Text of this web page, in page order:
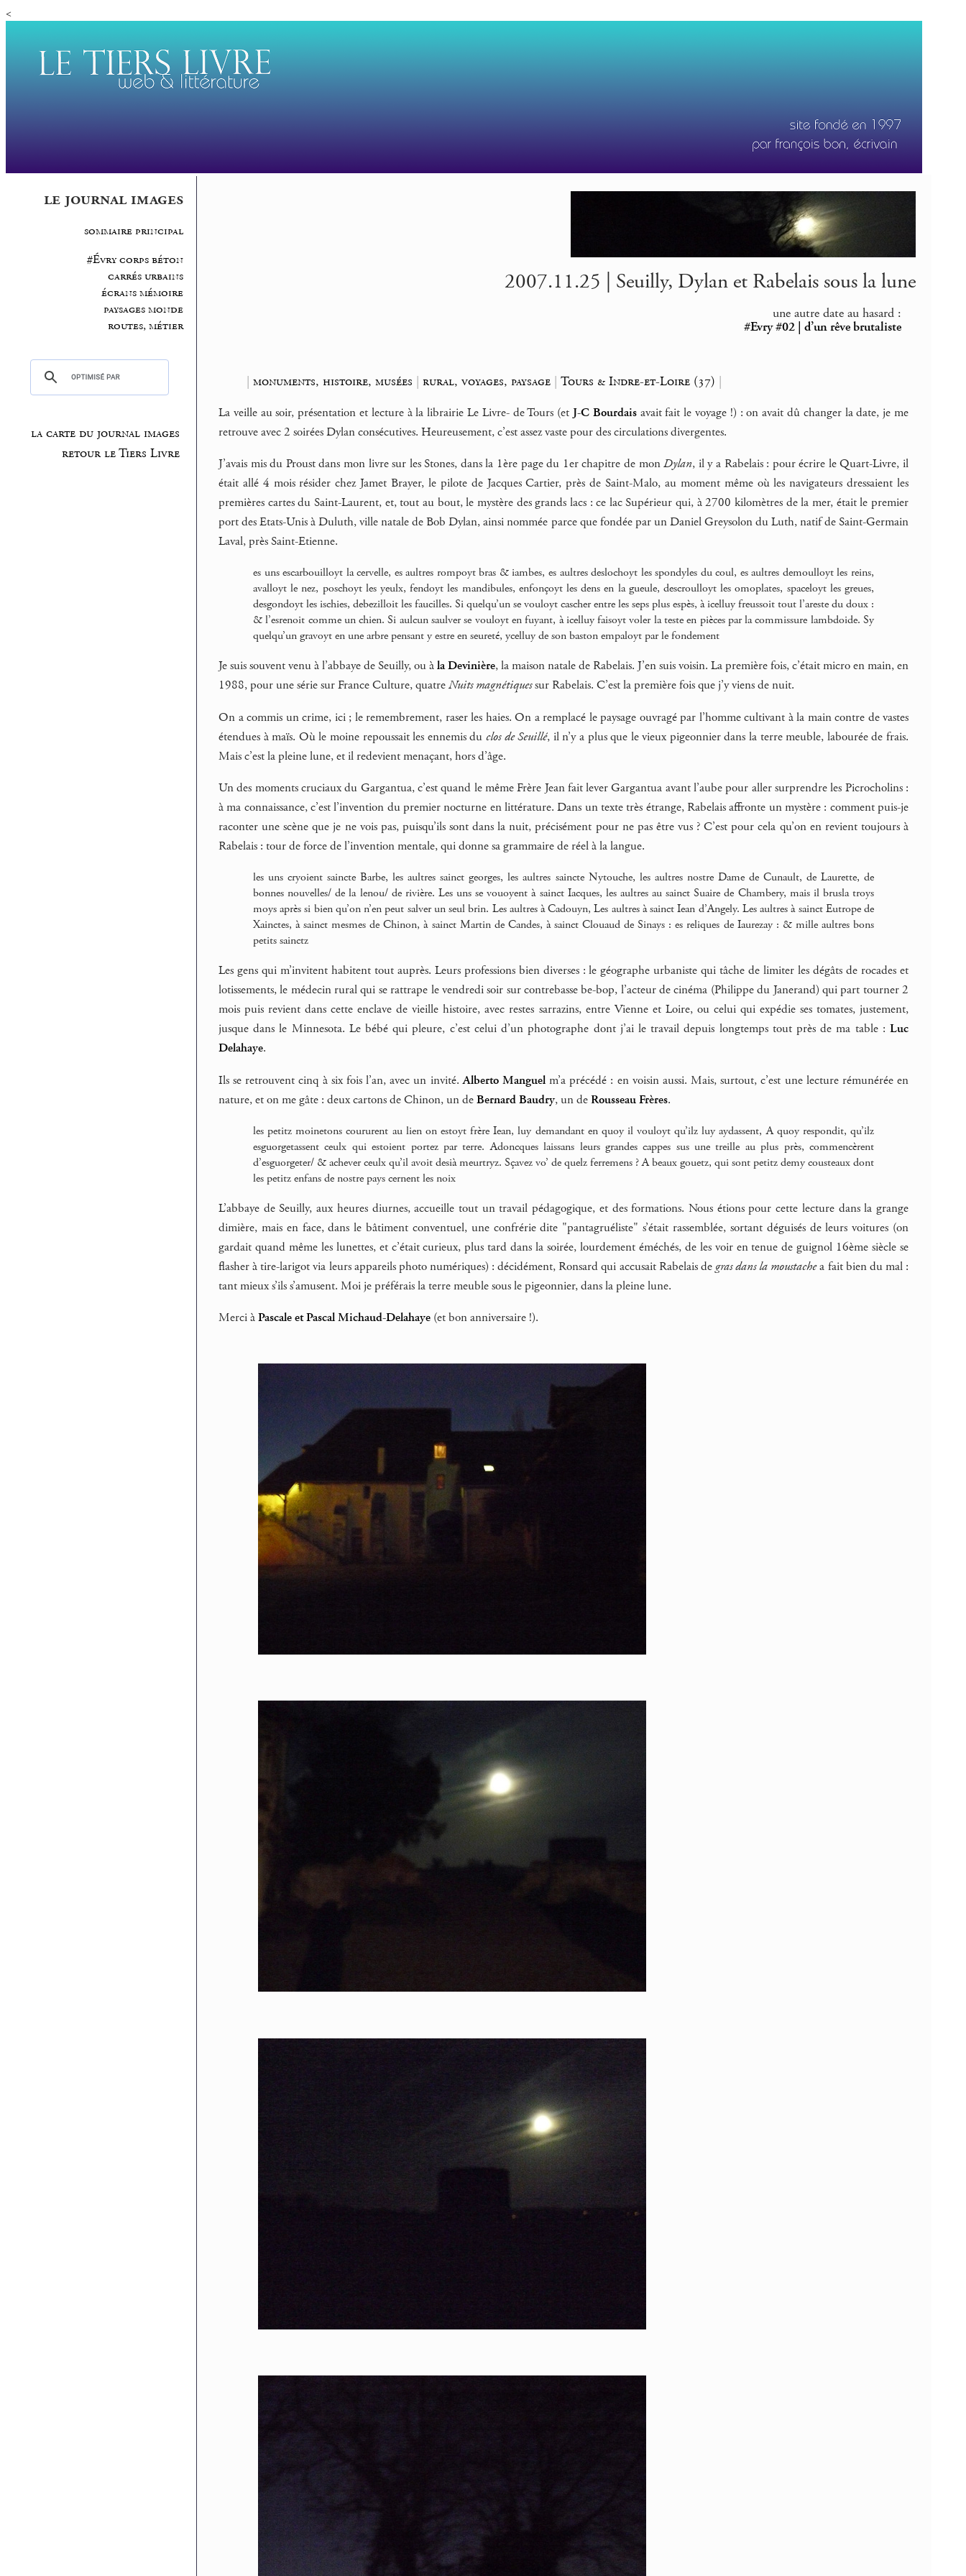
<
le journal images
sommaire principal
#Évry corps béton
carrés urbains
écrans mémoire
paysages monde
routes, métier
la carte du journal images
retour le Tiers Livre
2007.11.25 | Seuilly, Dylan et Rabelais sous la lune
une autre date au hasard :
#Evry #02 | d’un rêve brutaliste
|monuments, histoire, musées |rural, voyages, paysage |Tours & Indre-et-Loire (37) |
La veille au soir, présentation et lecture à la librairie Le Livre- de Tours (etJ-C Bourdaisavait fait le voyage !) : on avait dû changer la date, je me
retrouve avec 2 soirées Dylan consécutives. Heureusement, c’est assez vaste pour des circulations divergentes.
J’avais mis du Proust dans mon livre sur les Stones, dans la 1ère page du 1er chapitre de monDylan, il y a Rabelais : pour écrire le Quart-Livre, il
était allé 4 mois résider chez Jamet Brayer, le pilote de Jacques Cartier, près de Saint-Malo, au moment même où les navigateurs dressaient les
premières cartes du Saint-Laurent, et, tout au bout, le mystère des grands lacs : ce lac Supérieur qui, à 2700 kilomètres de la mer, était le premier
port des Etats-Unis à Duluth, ville natale de Bob Dylan, ainsi nommée parce que fondée par un Daniel Greysolon du Luth, natif de Saint-Germain
Laval, près Saint-Etienne.
es uns escarbouilloyt la cervelle, es aultres rompoyt bras & iambes, es aultres deslochoyt les spondyles du coul, es aultres demoulloyt les reins,
avalloyt le nez, poschoyt les yeulx, fendoyt les mandibules, enfonçoyt les dens en la gueule, descroulloyt les omoplates, spaceloyt les greues,
desgondoyt les ischies, debezilloit les faucilles. Si quelqu’un se vouloyt cascher entre les seps plus espès, à icelluy freussoit tout l’areste du doux :
& l’esrenoit comme un chien. Si aulcun saulver se vouloyt en fuyant, à icelluy faisoyt voler la teste en pièces par la commissure lambdoide. Sy
quelqu’un gravoyt en une arbre pensant y estre en seureté, ycelluy de son baston empaloyt par le fondement
Je suis souvent venu à l’abbaye de Seuilly, ou àla Devinière, la maison natale de Rabelais. J’en suis voisin. La première fois, c’était micro en main, en
1988, pour une série sur France Culture, quatreNuits magnétiquessur Rabelais. C’est la première fois que j’y viens de nuit.
On a commis un crime, ici ; le remembrement, raser les haies. On a remplacé le paysage ouvragé par l’homme cultivant à la main contre de vastes
étendues à maïs. Où le moine repoussait les ennemis du clos de Seuillé, il n’y a plus que le vieux pigeonnier dans la terre meuble, labourée de frais.
Mais c’est la pleine lune, et il redevient menaçant, hors d’âge.
Un des moments cruciaux du Gargantua, c’est quand le même Frère Jean fait lever Gargantua avant l’aube pour aller surprendre les Picrocholins :
à ma connaissance, c’est l’invention du premier nocturne en littérature. Dans un texte très étrange, Rabelais affronte un mystère : comment puis-je
raconter une scène que je ne vois pas, puisqu’ils sont dans la nuit, précisément pour ne pas être vus ? C’est pour cela qu’on en revient toujours à
Rabelais : tour de force de l’invention mentale, qui donne sa grammaire de réel à la langue.
les uns cryoient saincte Barbe, les aultres sainct georges, les aultres saincte Nytouche, les aultres nostre Dame de Cunault, de Laurette, de
bonnes nouvelles/ de la lenou/ de rivière. Les uns se vouoyent à sainct Iacques, les aultres au sainct Suaire de Chambery, mais il brusla troys
moys après si bien qu’on n’en peut salver un seul brin. Les aultres à Cadouyn, Les aultres à sainct Iean d’Angely. Les aultres à sainct Eutrope de
Xainctes, à sainct mesmes de Chinon, à sainct Martin de Candes, à sainct Clouaud de Sinays : es reliques de Iaurezay : & mille aultres bons
petits sainctz
Les gens qui m’invitent habitent tout auprès. Leurs professions bien diverses : le géographe urbaniste qui tâche de limiter les dégâts de rocades et
lotissements, le médecin rural qui se rattrape le vendredi soir sur contrebasse be-bop, l’acteur de cinéma (Philippe du Janerand) qui part tourner 2
mois puis revient dans cette enclave de vieille histoire, avec restes sarrazins, entre Vienne et Loire, ou celui qui expédie ses tomates, justement,
jusque dans le Minnesota. Le bébé qui pleure, c’est celui d’un photographe dont j’ai le travail depuis longtemps tout près de ma table :Luc
Delahaye.
Ils se retrouvent cinq à six fois l’an, avec un invité.Alberto Manguelm’a précédé : en voisin aussi. Mais, surtout, c’est une lecture rémunérée en
nature, et on me gâte : deux cartons de Chinon, un deBernard Baudry, un deRousseau Frères.
les petitz moinetons coururent au lien on estoyt frère Iean, luy demandant en quoy il vouloyt qu’ilz luy aydassent, A quoy respondit, qu’ilz
esguorgetassent ceulx qui estoient portez par terre. Adoncques laissans leurs grandes cappes sus une treille au plus près, commencèrent
d’esguorgeter/ & achever ceulx qu’il avoit desià meurtryz. Sçavez vo’ de quelz ferremens ? A beaux gouetz, qui sont petitz demy cousteaux dont
les petitz enfans de nostre pays cernent les noix
L’abbaye de Seuilly, aux heures diurnes, accueille tout un travail pédagogique, et des formations. Nous étions pour cette lecture dans la grange
dimière, mais en face, dans le bâtiment conventuel, une confrérie dite "pantagruéliste" s’était rassemblée, sortant déguisés de leurs voitures (on
gardait quand même les lunettes, et c’était curieux, plus tard dans la soirée, lourdement éméchés, de les voir en tenue de guignol 16ème siècle se
flasher à tire-larigot via leurs appareils photo numériques) : décidément, Ronsard qui accusait Rabelais de gras dans la moustachea fait bien du mal :
tant mieux s’ils s’amusent. Moi je préférais la terre meuble sous le pigeonnier, dans la pleine lune.
Merci àPascale et Pascal Michaud-Delahaye (et bon anniversaire !).